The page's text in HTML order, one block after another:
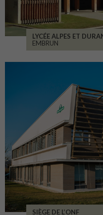
LYCÉE ALPES ET
EMBRUN
SIÈGE DE L’ONF